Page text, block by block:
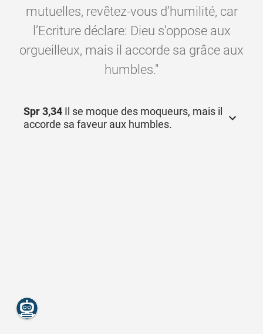
mutuelles, revêtez-vous d’humilité, car
l’Ecriture déclare: Dieu s’oppose aux
orgueilleux, mais il accorde sa grâce aux
humbles."
Spr 3,34 Il se moque des moqueurs, mais il
accorde sa faveur aux humbles.